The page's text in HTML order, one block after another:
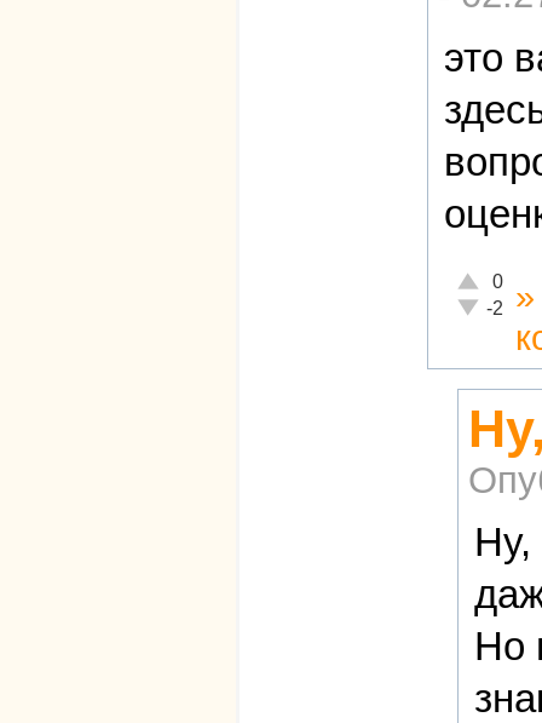
это
Отлично!
0
-2
Ну,
Но